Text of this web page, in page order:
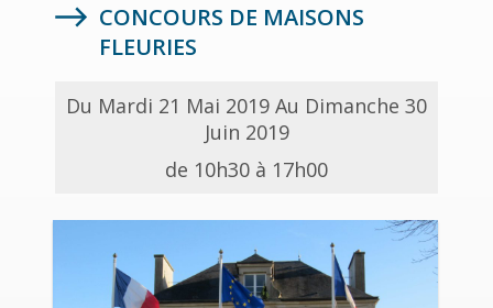
CONCOURS DE MAISONS
FLEURIES
Du Mardi 21 Mai 2019 Au Dimanche 30
Juin 2019
de 10h30 à 17h00